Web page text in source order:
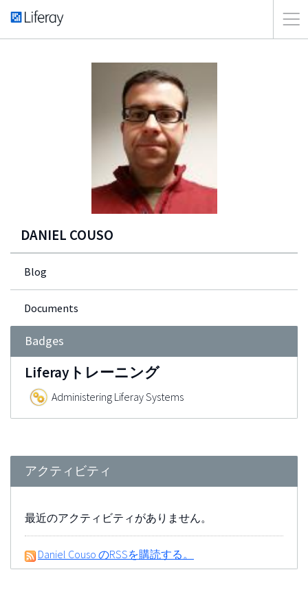
DANIEL COUSO
Blog
Documents
Badges
Liferayトレーニング
Administering Liferay Systems
アクティビティ
最近のアクティビティがありません。
Daniel Couso のRSSを購読する。